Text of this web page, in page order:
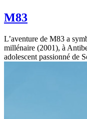
M83
L’aventure de M83 a
millénaire (2001), à
adolescent passionné de